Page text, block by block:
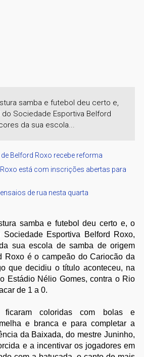
samba e futebol deu certo e,
Sociedade Esportiva Belford
da sua escola...
Belford Roxo recebe reforma
está com inscrições abertas para
de rua nesta quarta
samba e futebol deu certo e, o
Esportiva Belford Roxo,
sua escola de samba de origem
Roxo é o campeão do Cariocão da
que decidiu o título aconteceu, na
Estádio Nélio Gomes, contra o Rio
de 1 a 0.
ficaram coloridas com bolas e
e branca e para completar a
da Baixada, do mestre Juninho,
e a incentivar os jogadores em